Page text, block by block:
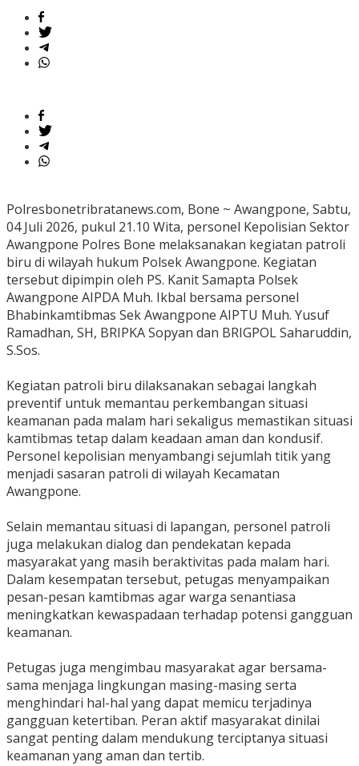
‎Polresbonetribratanews.com, Bone ~ Awangpone, Sabtu,
04 Juli 2026, pukul 21.10 Wita, personel Kepolisian Sektor
Awangpone Polres Bone melaksanakan kegiatan patroli
biru di wilayah hukum Polsek Awangpone. Kegiatan
tersebut dipimpin oleh PS. Kanit Samapta Polsek
Awangpone AIPDA Muh. Ikbal bersama personel
Bhabinkamtibmas Sek Awangpone AIPTU Muh. Yusuf
Ramadhan, SH, BRIPKA Sopyan dan BRIGPOL Saharuddin,
S.Sos.
‎Kegiatan patroli biru dilaksanakan sebagai langkah
preventif untuk memantau perkembangan situasi
keamanan pada malam hari sekaligus memastikan situasi
kamtibmas tetap dalam keadaan aman dan kondusif.
Personel kepolisian menyambangi sejumlah titik yang
menjadi sasaran patroli di wilayah Kecamatan
Awangpone.
‎Selain memantau situasi di lapangan, personel patroli
juga melakukan dialog dan pendekatan kepada
masyarakat yang masih beraktivitas pada malam hari.
Dalam kesempatan tersebut, petugas menyampaikan
pesan-pesan kamtibmas agar warga senantiasa
meningkatkan kewaspadaan terhadap potensi gangguan
keamanan.
‎Petugas juga mengimbau masyarakat agar bersama-
sama menjaga lingkungan masing-masing serta
menghindari hal-hal yang dapat memicu terjadinya
gangguan ketertiban. Peran aktif masyarakat dinilai
sangat penting dalam mendukung terciptanya situasi
keamanan yang aman dan tertib.